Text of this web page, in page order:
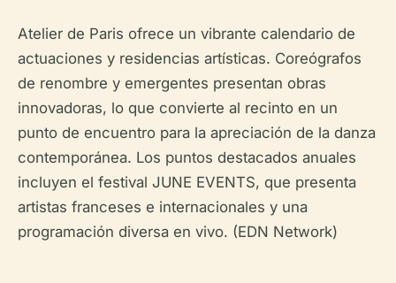
Atelier de Paris ofrece un vibrante calendario de
actuaciones y residencias artísticas. Coreógrafos
de renombre y emergentes presentan obras
innovadoras, lo que convierte al recinto en un
punto de encuentro para la apreciación de la danza
contemporánea. Los puntos destacados anuales
incluyen el festival JUNE EVENTS, que presenta
artistas franceses e internacionales y una
programación diversa en vivo. (EDN Network)